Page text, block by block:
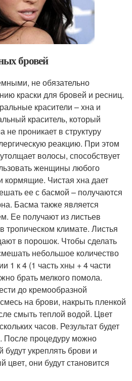
бровей
не обязательно
краски для бровей и ресниц.
красители – хна и
краситель, который
проникает в структуру
реакцию. При этом
волосы, способствует
женщины любого
кормящие. Чистая хна дает
ее с басмой – получаются
Басма также является
Ее получают из листьев
тропическом климате. Листья
в порошок. Чтобы сделать
небольшое количество
1 к 4 (1 часть хны + 4 части
брать мелкого помола.
до кремообразной
на брови, накрыть пленкой
смыть теплой водой. Цвет
часов. Результат будет
После процедуру можно
укреплять брови и
цвет, они будут становится